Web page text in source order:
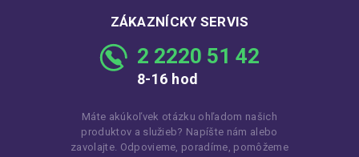
ZÁKAZNÍCKY SERVIS
2 2220 51 42
8-16 hod
Máte akúkoľvek otázku ohľadom našich
produktov a služieb? Napíšte nám alebo
zavolajte. Odpovieme, poradíme, pomôžeme